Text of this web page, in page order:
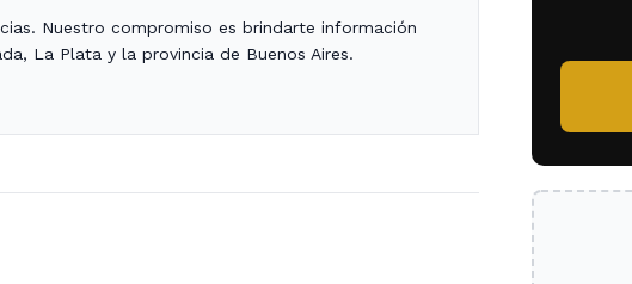
Nuestro compromiso es brindarte información
La Plata y la provincia de Buenos Aires.